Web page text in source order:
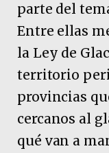
parte del
Entre ellas
la Ley de
territorio
provincias
cercanos al
qué van a